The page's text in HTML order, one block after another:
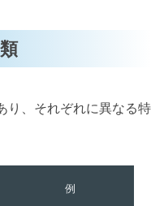
り、それぞれに異なる特
例